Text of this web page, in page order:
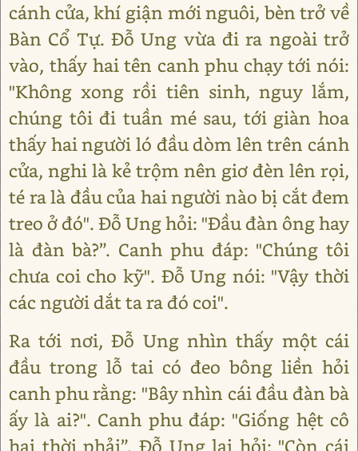
cánh cửa, khí giận mới nguôi, bèn trở về
Bàn Cổ Tự. Đỗ Ung vừa đi ra ngoài trở
vào, thấy hai tên canh phu chạy tới nói:
"Không xong rồi tiên sinh, nguy lắm,
chúng tôi đi tuần mé sau, tới giàn hoa
thấy hai người ló đầu dòm lên trên cánh
cửa, nghi là kẻ trộm nên giơ đèn lên rọi,
té ra là đầu của hai người nào bị cắt đem
treo ở đó". Đỗ Ung hỏi: "Đầu đàn ông hay
là đàn bà?”. Canh phu đáp: "Chúng tôi
chưa coi cho kỹ". Đỗ Ung nói: "Vậy thời
các người dắt ta ra đó coi".
Ra tới nơi, Đỗ Ung nhìn thấy một cái
đầu trong lỗ tai có đeo bông liền hỏi
canh phu rằng: "Bây nhìn cái đầu đàn bà
ấy là ai?". Canh phu đáp: "Giống hệt cô
hai thời phải”. Đỗ Ung lại hỏi: "Còn cái